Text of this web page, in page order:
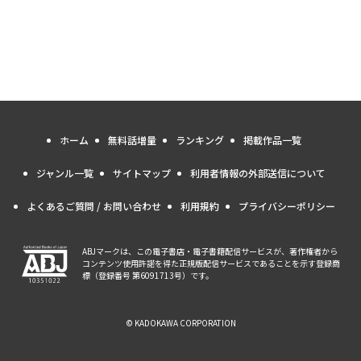
ホーム 無料話増量 ランキング 掲載作品一覧
ジャンル一覧 サイトマップ 利用者情報の外部送信について
よくあるご質問 / お問い合わせ 利用規約 プライバシーポリシー
ABJマークは、この電子書店・電子書籍配信サービスが、著作権者から
コンテンツ使用許諾を得た正規版配信サービスであることを示す登録商
標（登録番号 第6091713号）です。
© KADOKAWA CORPORATION